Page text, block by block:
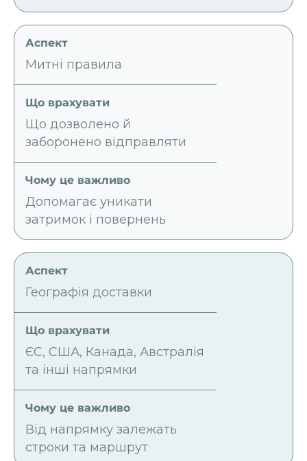
Митні правила
Що дозволено й
заборонено відправляти
Допомагає уникати
затримок і повернень
Географія доставки
ЄС, США, Канада, Австралія
та інші напрямки
Від напрямку залежать
строки та маршрут